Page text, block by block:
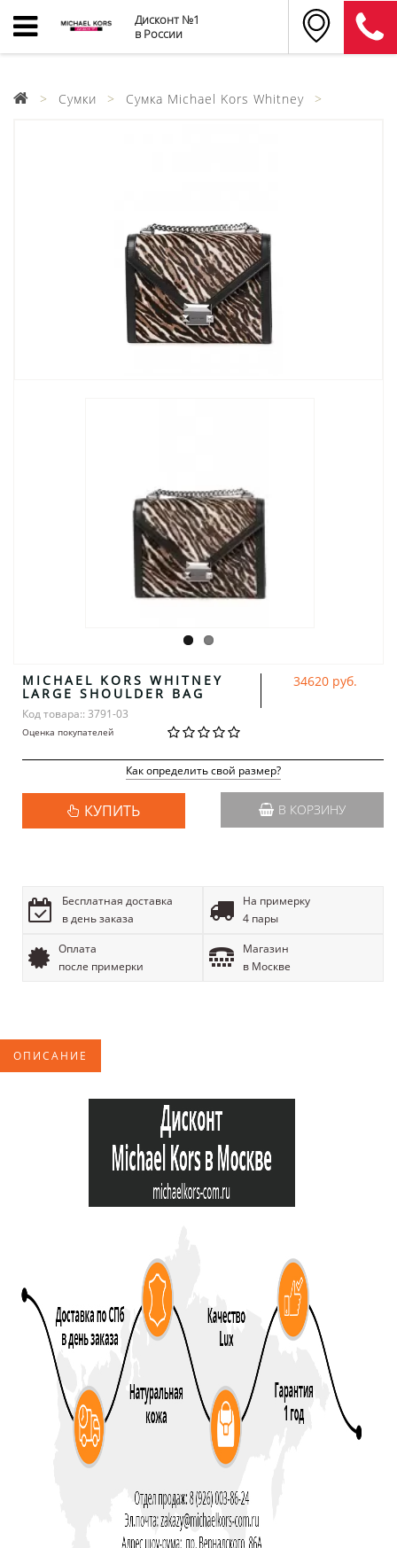
Дисконт №1
в России
Сумки Сумка Michael Kors Whitney
MICHAEL KORS WHITNEY
LARGE SHOULDER BAG
Код товара:: 3791-03
Оценка покупателей
34620 руб.
Как определить свой размер?
КУПИТЬ В КОРЗИНУ
Бесплатная доставка
в день заказа
На примерку
4 пары
Оплата
после примерки
Магазин
в Москве
ОПИСАНИЕ